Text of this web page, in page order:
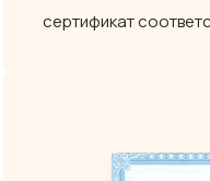
сертификат